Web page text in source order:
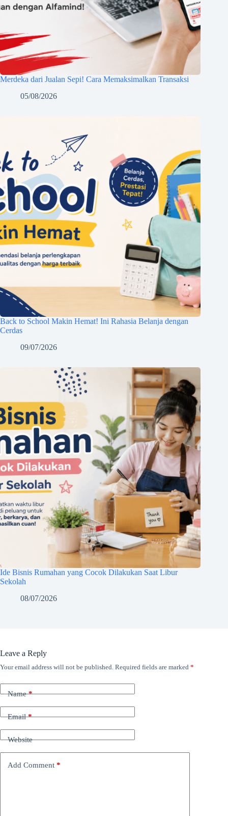
Merdeka dari Jualan Sepi! Cara Memaksimalkan Transaksi
05/08/2026
Back to School Makin Hemat! Ini Rahasia Belanja dengan
Cerdas
09/07/2026
Ide Bisnis Rumahan yang Cocok Dilakukan Saat Libur
Sekolah
08/07/2026
Leave a Reply
Your email address will not be published. Required fields are marked *
Name*
Email*
Website
Add Comment *